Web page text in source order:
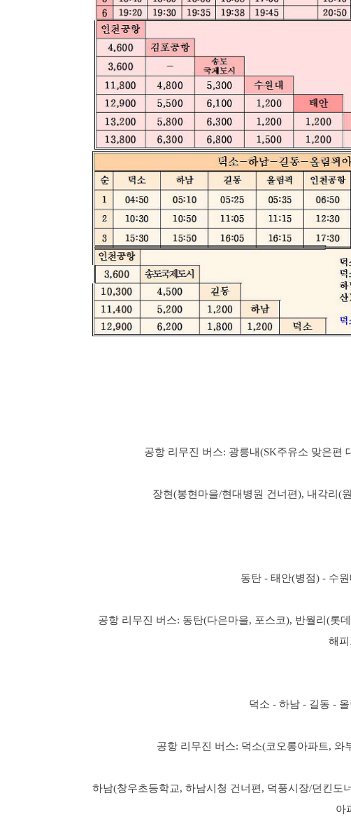
공항 리무진 버스: 광릉내(SK주유소 맞은편
장현(봉현마을/현대병원 건너편), 내각리(
동탄 - 태안(병점) - 수
공항 리무진 버스: 동탄(다은마을, 포스코), 반월리(롯
해
덕소 - 하남 - 길동 -
공항 리무진 버스: 덕소(코오롱아파트, 와
하남(창우초등학교, 하남시청 건너편, 덕풍시장/던킨도
아